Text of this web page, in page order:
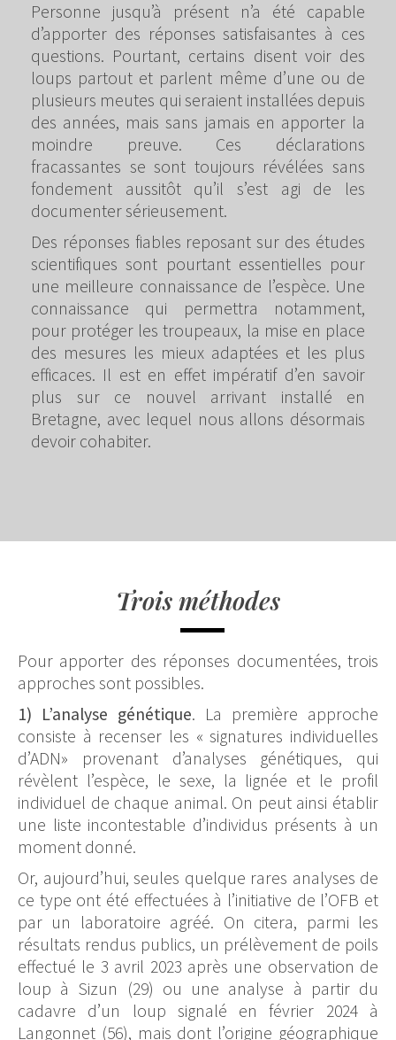
Personne jusqu’à présent n’a été capable
d’apporter des réponses satisfaisantes à ces
questions. Pourtant, certains disent voir des
loups partout et parlent même d’une ou de
plusieurs meutes qui seraient installées depuis
des années, mais sans jamais en apporter la
moindre preuve. Ces déclarations
fracassantes se sont toujours révélées sans
fondement aussitôt qu’il s’est agi de les
documenter sérieusement.
Des réponses fiables reposant sur des études
scientifiques sont pourtant essentielles pour
une meilleure connaissance de l’espèce. Une
connaissance qui permettra notamment,
pour protéger les troupeaux, la mise en place
des mesures les mieux adaptées et les plus
efficaces. Il est en effet impératif d’en savoir
plus sur ce nouvel arrivant installé en
Bretagne, avec lequel nous allons désormais
devoir cohabiter.
Trois méthodes
Pour apporter des réponses documentées, trois
approches sont possibles.
1) L’analyse génétique. La première approche
consiste à recenser les « signatures individuelles
d’ADN» provenant d’analyses génétiques, qui
révèlent l’espèce, le sexe, la lignée et le profil
individuel de chaque animal. On peut ainsi établir
une liste incontestable d’individus présents à un
moment donné.
Or, aujourd’hui, seules quelque rares analyses de
ce type ont été effectuées à l’initiative de l’OFB et
par un laboratoire agréé. On citera, parmi les
résultats rendus publics, un prélèvement de poils
effectué le 3 avril 2023 après une observation de
loup à Sizun (29) ou une analyse à partir du
cadavre d’un loup signalé en février 2024 à
Langonnet (56), mais dont l’origine géographique